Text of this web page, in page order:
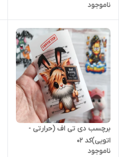
ناموجود
برچسب دی تی اف (حرارتی -
اتویی)کد ۰۲
ناموجود